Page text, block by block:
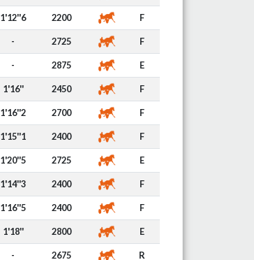
1'12''6 2200 F
- 2725 F
- 2875 E
1'16'' 2450 F
1'16''2 2700 F
1'15''1 2400 F
1'20''5 2725 E
1'14''3 2400 F
1'16''5 2400 F
1'18'' 2800 E
- 2675 R